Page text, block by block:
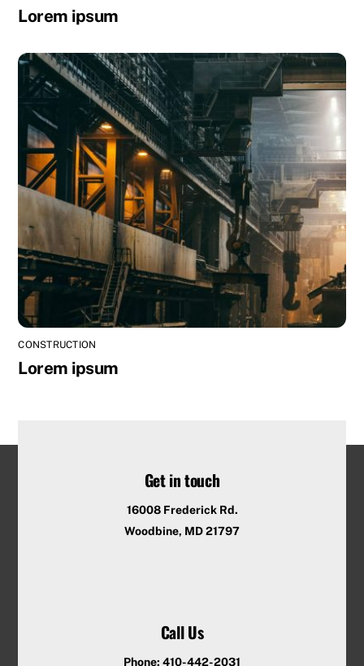
Lorem ipsum
CONSTRUCTION
Lorem ipsum
Get in touch
16008 Frederick Rd.
Woodbine, MD 21797
Call Us
Phone: 410-442-2031